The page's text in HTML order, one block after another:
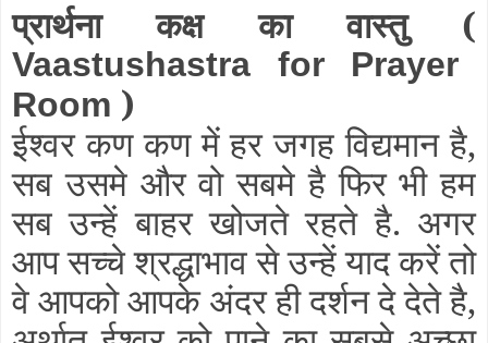
प्रार्थना कक्ष का वास्तु (
Vaastushastra for Prayer
Room )
ईश्वर कण कण में हर जगह विद्यमान है,
सब उसमे और वो सबमे है फिर भी हम
सब उन्हें बाहर खोजते रहते है. अगर
आप सच्चे श्रद्धाभाव से उन्हें याद करें तो
वे आपको आपके अंदर ही दर्शन दे देते है,